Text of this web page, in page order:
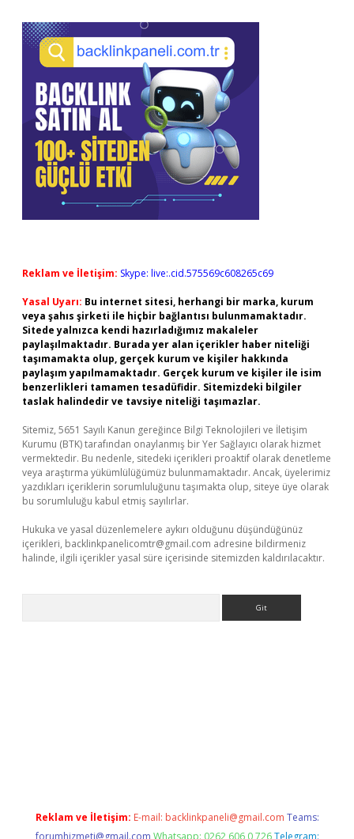
Reklam ve İletişim: Skype: live:.cid.575569c608265c69
Yasal Uyarı: Bu internet sitesi, herhangi bir marka, kurum
veya şahıs şirketi ile hiçbir bağlantısı bulunmamaktadır.
Sitede yalnızca kendi hazırladığımız makaleler
paylaşılmaktadır. Burada yer alan içerikler haber niteliği
taşımamakta olup, gerçek kurum ve kişiler hakkında
paylaşım yapılmamaktadır. Gerçek kurum ve kişiler ile isim
benzerlikleri tamamen tesadüfidir. Sitemizdeki bilgiler
taslak halindedir ve tavsiye niteliği taşımazlar.
Sitemiz, 5651 Sayılı Kanun gereğince Bilgi Teknolojileri ve İletişim
Kurumu (BTK) tarafından onaylanmış bir Yer Sağlayıcı olarak hizmet
vermektedir. Bu nedenle, sitedeki içerikleri proaktif olarak denetleme
veya araştırma yükümlülüğümüz bulunmamaktadır. Ancak, üyelerimiz
yazdıkları içeriklerin sorumluluğunu taşımakta olup, siteye üye olarak
bu sorumluluğu kabul etmiş sayılırlar.
Hukuka ve yasal düzenlemelere aykırı olduğunu düşündüğünüz
içerikleri, backlinkpanelicomtr@gmail.com adresine bildirmeniz
halinde, ilgili içerikler yasal süre içerisinde sitemizden kaldırılacaktır.
Reklam ve İletişim: E-mail: backlinkpaneli@gmail.com Teams:
forumhizmeti@gmail.com Whatsapp: 0262 606 0 726 Telegram: